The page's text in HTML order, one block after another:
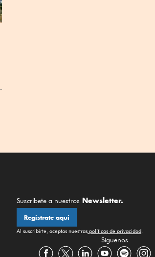
Suscríbete a nuestros Newsletter.
Regístrate aquí
Al suscribirte, aceptas nuestras políticas de privacidad
Síguenos